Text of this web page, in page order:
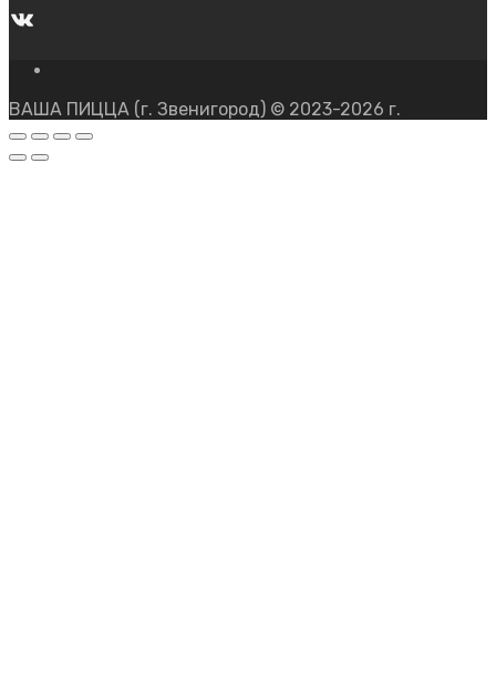
ВКонтакте
ВАША ПИЦЦА (г. Звенигород) © 2023-2026 г.